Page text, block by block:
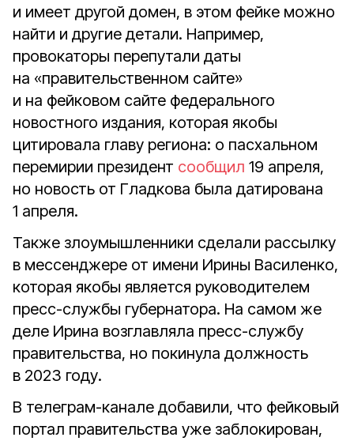
и имеет другой домен, в этом фейке можно
найти и другие детали. Например,
провокаторы перепутали даты
на «правительственном сайте»
и на фейковом сайте федерального
новостного издания, которая якобы
цитировала главу региона: о пасхальном
перемирии президент сообщил 19 апреля,
но новость от Гладкова была датирована
1 апреля.
Также злоумышленники сделали рассылку
в мессенджере от имени Ирины Василенко,
которая якобы является руководителем
пресс-службы губернатора. На самом же
деле Ирина возглавляла пресс-службу
правительства, но покинула должность
в 2023 году.
В телеграм-канале добавили, что фейковый
портал правительства уже заблокирован,